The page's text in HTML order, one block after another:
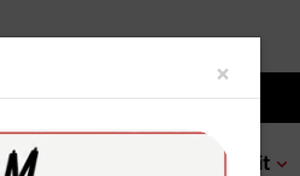
Sponsoren Fun & Freizeit
× Close